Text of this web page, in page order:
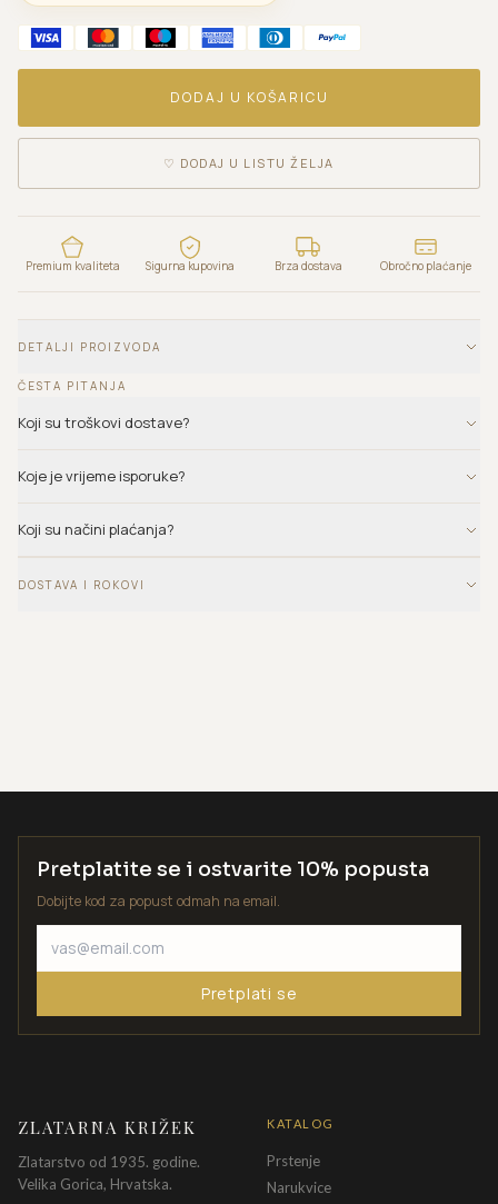
DODAJ U KOŠARICU
♡ DODAJ U LISTU ŽELJA
Premium kvaliteta Sigurna kupovina Brza dostava Obročno plaćanje
DETALJI PROIZVODA
ČESTA PITANJA
Koji su troškovi dostave?
Koje je vrijeme isporuke?
Koji su načini plaćanja?
DOSTAVA I ROKOVI
Pretplatite se i ostvarite 10% popusta
Dobijte kod za popust odmah na email.
Pretplati se
ZLATARNA KRIŽEK
Zlatarstvo od 1935. godine.
Velika Gorica, Hrvatska.
KATALOG
Prstenje
Narukvice